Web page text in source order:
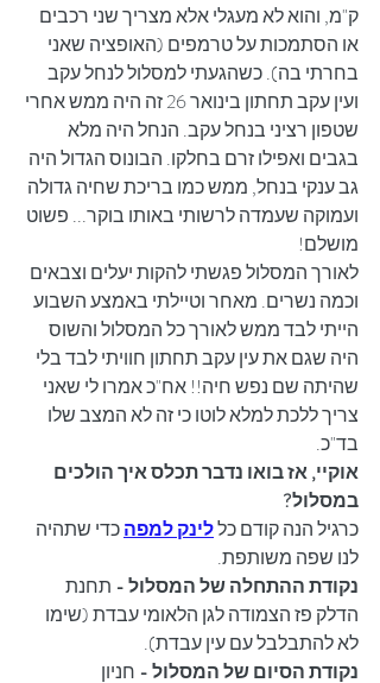
ק"מ, והוא לא מעגלי אלא מצריך שני רכבים
או הסתמכות על טרמפים (האופציה שאני
בחרתי בה). כשהגעתי למסלול לנחל עקב
ועין עקב תחתון בינואר 26 זה היה ממש אחרי
שטפון רציני בנחל עקב. הנחל היה מלא
בגבים ואפילו זרם בחלקו. הבונוס הגדול היה
גב ענקי בנחל, ממש כמו בריכת שחיה גדולה
ועמוקה שעמדה לרשותי באותו בוקר... פשוט
מושלם!
לאורך המסלול פגשתי להקות יעלים וצבאים
וכמה נשרים. מאחר וטיילתי באמצע השבוע
הייתי לבד ממש לאורך כל המסלול והשוס
היה שגם את עין עקב תחתון חוויתי לבד בלי
שהיתה שם נפש חיה!! אח"כ אמרו לי שאני
צריך ללכת למלא לוטו כי זה לא המצב שלו
בד"כ.
אוקיי, אז בואו נדבר תכלס איך הולכים
במסלול?
כרגיל הנה קודם כל לינק למפה כדי שתהיה
לנו שפה משותפת.
נקודת ההתחלה של המסלול - תחנת
הדלק פז הצמודה לגן הלאומי עבדת (שימו
לא להתבלבל עם עין עבדת).
נקודת הסיום של המסלול - חניון